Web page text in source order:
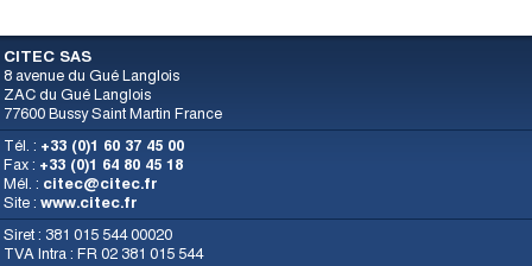
CITEC SAS
8 avenue du Gué Langlois
ZAC du Gué Langlois
77600 Bussy Saint Martin France
Tél. : +33 (0)1 60 37 45 00
Fax : +33 (0)1 64 80 45 18
Mél. : citec@citec.fr
Site : www.citec.fr
Siret : 381 015 544 00020
TVA Intra : FR 02 381 015 544